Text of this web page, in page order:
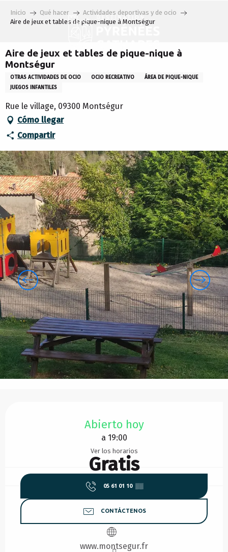
Inicio Qué hacer
Actividades deportivas y de ocio
Aire de jeux et tables de pique-nique à Montségur
Aire de jeux et tables de pique-nique à
Montségur
OTRAS ACTIVIDADES DE OCIO OCIO RECREATIVO
ÁREA DE PIQUE-NIQUE
JUEGOS INFANTILES
Rue le village, 09300 Montségur
Cómo llegar
Compartir
Abierto hoy
a 19:00
Ver los horarios
Gratis
05 61 01 10 ▒▒
CONTÁCTENOS
www.montsegur.fr